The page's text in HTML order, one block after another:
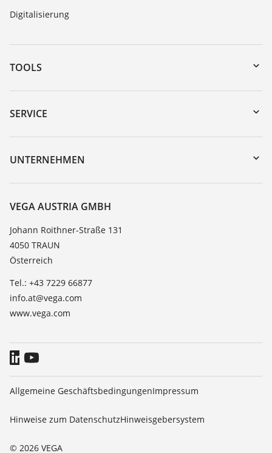
Digitalisierung
TOOLS
Download-Center
Gerätesuche (Seriennummer)
DTM Collection/PACTware
SERVICE
Geräterücksendung
Trainings
TeamViewer
UNTERNEHMEN
Karriere
Über VEGA
Kontakt
News
Presse
Blog
VEGA AUSTRIA GMBH
Johann Roithner-Straße 131
4050 TRAUN
Österreich
Tel.: +43 7229 66877
info.at@vega.com
www.vega.com
© 2026 VEGA
Allgemeine GeschäftsbedingungenImpressum
Hinweise zum DatenschutzHinweisgebersystem